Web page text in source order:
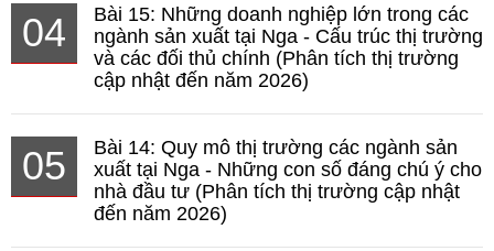
04
Bài 15: Những doanh nghiệp lớn trong các
ngành sản xuất tại Nga - Cấu trúc thị trường
và các đối thủ chính (Phân tích thị trường
cập nhật đến năm 2026)
05
Bài 14: Quy mô thị trường các ngành sản
xuất tại Nga - Những con số đáng chú ý cho
nhà đầu tư (Phân tích thị trường cập nhật
đến năm 2026)